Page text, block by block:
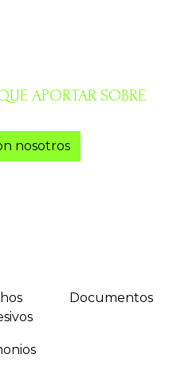
APORTAR SOBRE
nosotros
Documentos